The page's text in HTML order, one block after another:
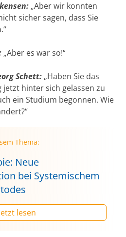
„Aber wir konnten
sicher sagen, dass Sie
„Aber es war so!“
Schett: „Haben Sie das
jetzt hinter sich gelassen zu
ein Studium begonnen. Wie
Thema:
Neue
bei Systemischem
lesen